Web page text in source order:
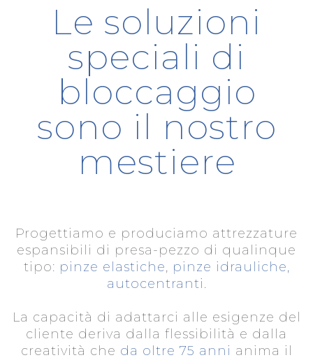
Le soluzioni
speciali di
bloccaggio
sono il nostro
mestiere
Progettiamo e produciamo attrezzature
espansibili di presa-pezzo di qualinque
tipo: pinze elastiche, pinze idrauliche,
autocentranti.
La capacità di adattarci alle esigenze del
cliente deriva dalla flessibilità e dalla
creatività che da oltre 75 anni anima il